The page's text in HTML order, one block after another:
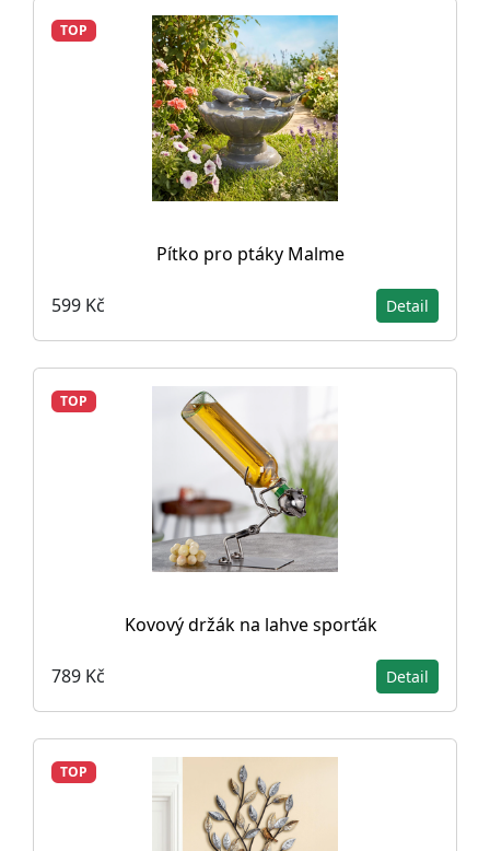
TOP
Pítko pro ptáky Malme
599 Kč Detail
TOP
Kovový držák na lahve sporťák
789 Kč Detail
TOP